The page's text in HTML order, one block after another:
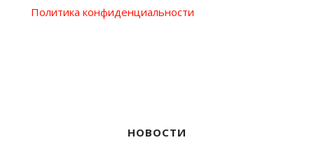
Политика конфиденциальности
НОВОСТИ